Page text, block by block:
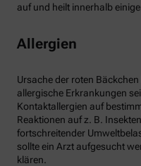
auf und heilt innerhalb
Allergien
Ursache der roten
allergische Erkrankungen
Kontaktallergien auf
Reaktionen auf z. B.
fortschreitender
sollte ein Arzt aufgesucht
klären.